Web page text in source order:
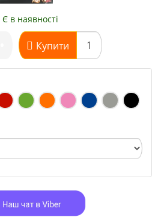
Є в наявності
Купити